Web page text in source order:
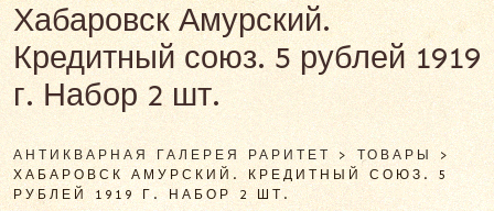
Хабаровск Амурский.
Кредитный союз. 5 рублей 1919
г. Набор 2 шт.
АНТИКВАРНАЯ ГАЛЕРЕЯ РАРИТЕТ >ТОВАРЫ >
ХАБАРОВСК АМУРСКИЙ. КРЕДИТНЫЙ СОЮЗ. 5
РУБЛЕЙ 1919 Г. НАБОР 2 ШТ.